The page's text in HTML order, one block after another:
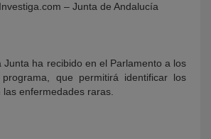
– Junta de Andalucía
Junta ha recibido en el Parlamento a los
que permitirá identificar los
enfermedades raras.